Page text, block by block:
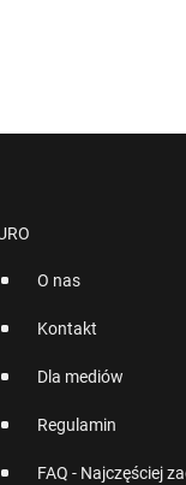
O nas
Kontakt
Dla mediów
Regulamin